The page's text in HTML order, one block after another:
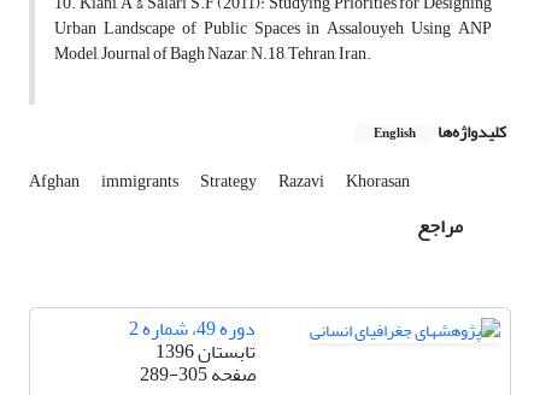
Urban Landscape of Public Spaces in Assalouyeh Using ANP
Model, Journal of Bagh Nazar, N.18, Tehran, Iran.
کلیدواژه‌ها English
Afghan immigrants Strategy Razavi Khorasan
مراجع
دوره 49، شماره 2
تابستان 1396
صفحه289-305